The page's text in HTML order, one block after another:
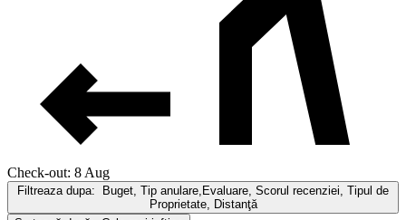
Check-out: 8 Aug
Filtreaza dupa:
Buget, Tip anulare,Evaluare, Scorul recenziei, Tipul de
Proprietate, Distanţă